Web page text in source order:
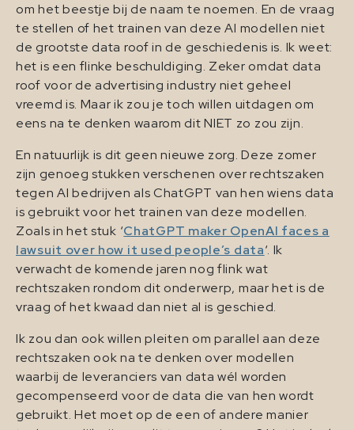
om het beestje bij de naam te noemen. En de vraag
te stellen of het trainen van deze AI modellen niet
de grootste data roof in de geschiedenis is. Ik weet:
het is een flinke beschuldiging. Zeker omdat data
roof voor de advertising industry niet geheel
vreemd is. Maar ik zou je toch willen uitdagen om
eens na te denken waarom dit NIET zo zou zijn.
En natuurlijk is dit geen nieuwe zorg. Deze zomer
zijn genoeg stukken verschenen over rechtszaken
tegen AI bedrijven als ChatGPT van hen wiens data
is gebruikt voor het trainen van deze modellen.
Zoals in het stuk ‘ChatGPT maker OpenAI faces a
lawsuit over how it used people’s data‘. Ik
verwacht de komende jaren nog flink wat
rechtszaken rondom dit onderwerp, maar het is de
vraag of het kwaad dan niet al is geschied.
Ik zou dan ook willen pleiten om parallel aan deze
rechtszaken ook na te denken over modellen
waarbij de leveranciers van data wél worden
gecompenseerd voor de data die van hen wordt
gebruikt. Het moet op de een of andere manier